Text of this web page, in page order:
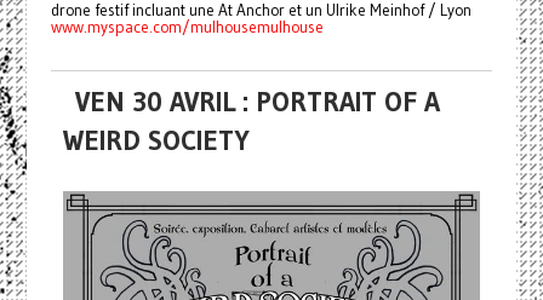
drone festif incluant une At Anchor et un Ulrike Meinhof / Lyon
www.myspace.com/mulhousemulhouse
VEN 30 AVRIL : PORTRAIT OF A
WEIRD SOCIETY